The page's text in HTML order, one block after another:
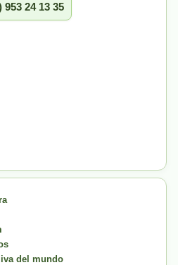
953 24 13 35
del mundo